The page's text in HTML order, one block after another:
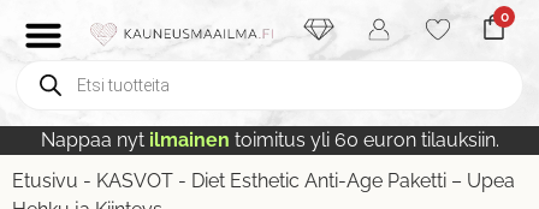
0
Nappaa nyt ilmainen toimitus yli 60 euron tilauksiin.
Etusivu - KASVOT - Diet Esthetic Anti-Age Paketti – Upea